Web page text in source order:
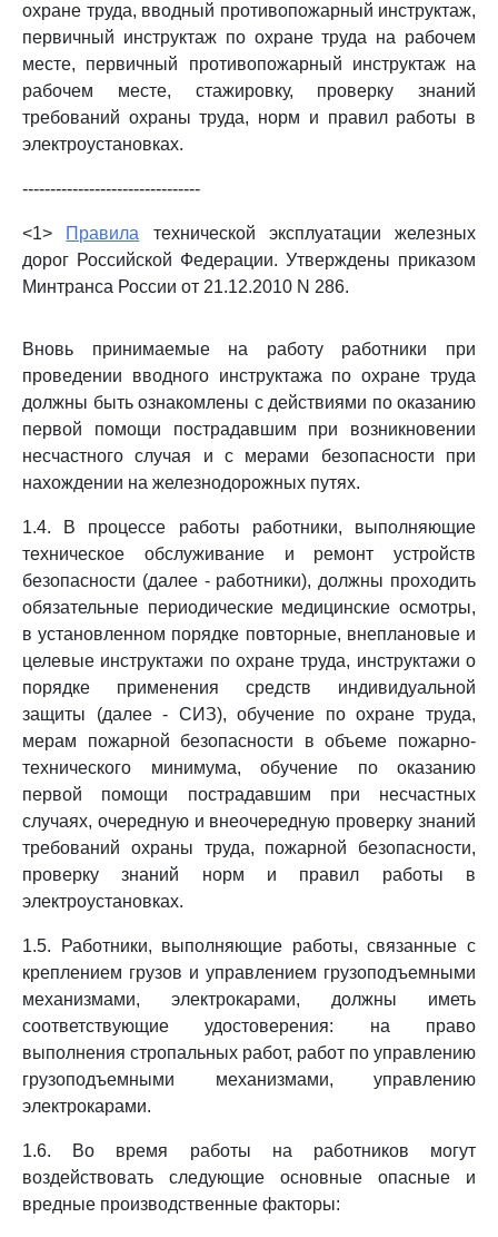
охране труда, вводный противопожарный инструктаж,
первичный инструктаж по охране труда на рабочем
месте, первичный противопожарный инструктаж на
рабочем месте, стажировку, проверку знаний
требований охраны труда, норм и правил работы в
электроустановках.
--------------------------------
<1> Правила технической эксплуатации железных
дорог Российской Федерации. Утверждены приказом
Минтранса России от 21.12.2010 N 286.
Вновь принимаемые на работу работники при
проведении вводного инструктажа по охране труда
должны быть ознакомлены с действиями по оказанию
первой помощи пострадавшим при возникновении
несчастного случая и с мерами безопасности при
нахождении на железнодорожных путях.
1.4. В процессе работы работники, выполняющие
техническое обслуживание и ремонт устройств
безопасности (далее - работники), должны проходить
обязательные периодические медицинские осмотры,
в установленном порядке повторные, внеплановые и
целевые инструктажи по охране труда, инструктажи о
порядке применения средств индивидуальной
защиты (далее - СИЗ), обучение по охране труда,
мерам пожарной безопасности в объеме пожарно-
технического минимума, обучение по оказанию
первой помощи пострадавшим при несчастных
случаях, очередную и внеочередную проверку знаний
требований охраны труда, пожарной безопасности,
проверку знаний норм и правил работы в
электроустановках.
1.5. Работники, выполняющие работы, связанные с
креплением грузов и управлением грузоподъемными
механизмами, электрокарами, должны иметь
соответствующие удостоверения: на право
выполнения стропальных работ, работ по управлению
грузоподъемными механизмами, управлению
электрокарами.
1.6. Во время работы на работников могут
воздействовать следующие основные опасные и
вредные производственные факторы: